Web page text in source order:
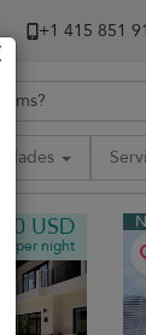
+1 ​415 851
800 USD
per night